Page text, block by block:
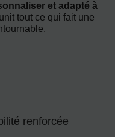
et adapté à
tout ce qui fait une
renforcée